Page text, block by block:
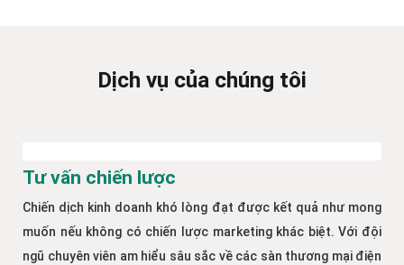
Dịch vụ của chúng tôi
Tư vấn chiến lược
Chiến dịch kinh doanh khó lòng đạt được kết quả như mong
muốn nếu không có chiến lược marketing khác biệt. Với đội
ngũ chuyên viên am hiểu sâu sắc về các sàn thương mại điện